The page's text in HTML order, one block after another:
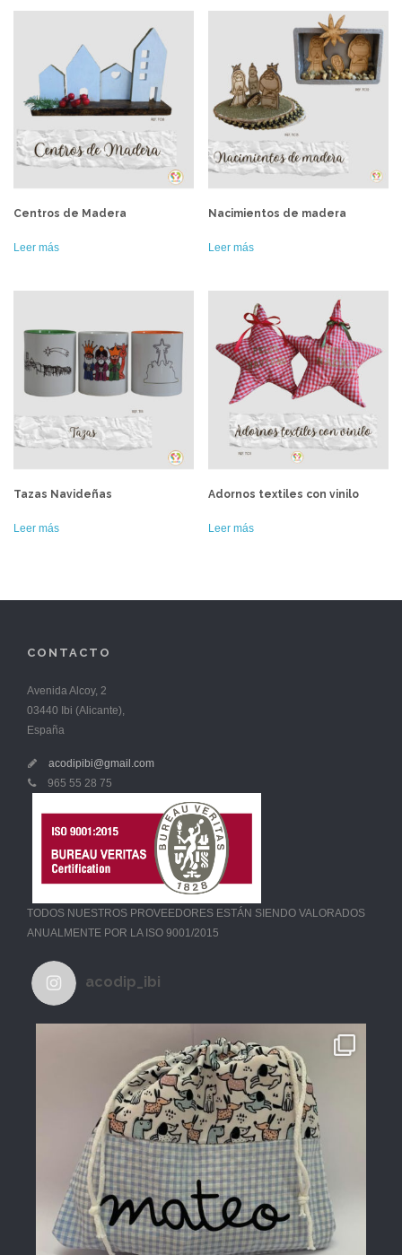
Centros de Madera
Leer más
Nacimientos de madera
Leer más
Tazas Navideñas
Leer más
Adornos textiles con vinilo
Leer más
CONTACTO
Avenida Alcoy, 2
03440 Ibi (Alicante),
España
acodipibi@gmail.com
965 55 28 75
TODOS NUESTROS PROVEEDORES ESTÁN SIENDO VALORADOS
ANUALMENTE POR LA ISO 9001/2015
acodip_ibi